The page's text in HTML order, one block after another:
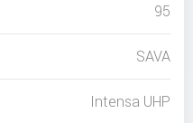
95
SAVA
Intensa UHP